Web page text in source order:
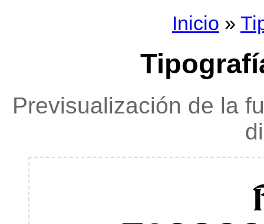
Inicio »
Previsualización de la